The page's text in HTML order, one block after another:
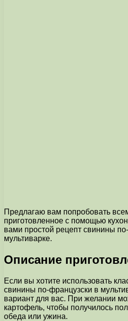
Предлагаю вам попробовать
приготовленное с помощью
вами простой рецепт свинины
мультиварке.
Описание
Если вы хотите использовать
свинины по-французски в
вариант для вас. При желании
картофель, чтобы получилось
обеда или ужина.